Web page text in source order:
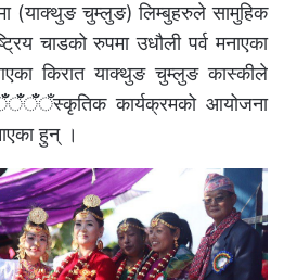
(याक्थुङ चुम्लुङ) लिम्बुहरुले सामुहिक
चाडको रुपमा उधौली पर्व मनाएका
किरात याक्थुङ चुम्लुङ कास्कीले
कार्यक्रमको आयोजना
हुन् ।